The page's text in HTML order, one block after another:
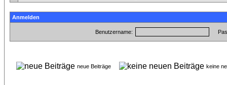
Anmelden
Benutzername:
neue Beiträge keine